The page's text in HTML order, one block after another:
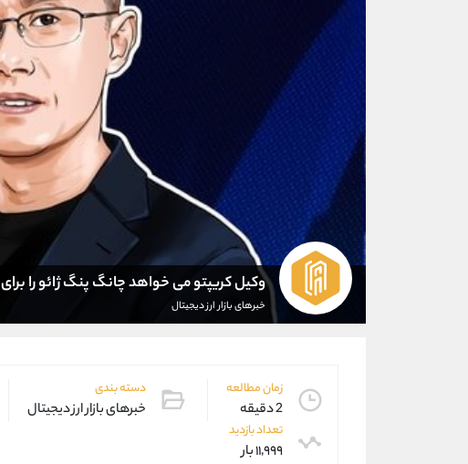
وکیل کریپتو می خواهد چانگ پنگ ژائو را
خبرهای بازار ارز دیجیتال
زمان مطالعه
2 دقیقه
دسته بندی
خبرهای بازار ارز دیجیتال
تعداد بازدید
۱۱,۹۹۹ بار